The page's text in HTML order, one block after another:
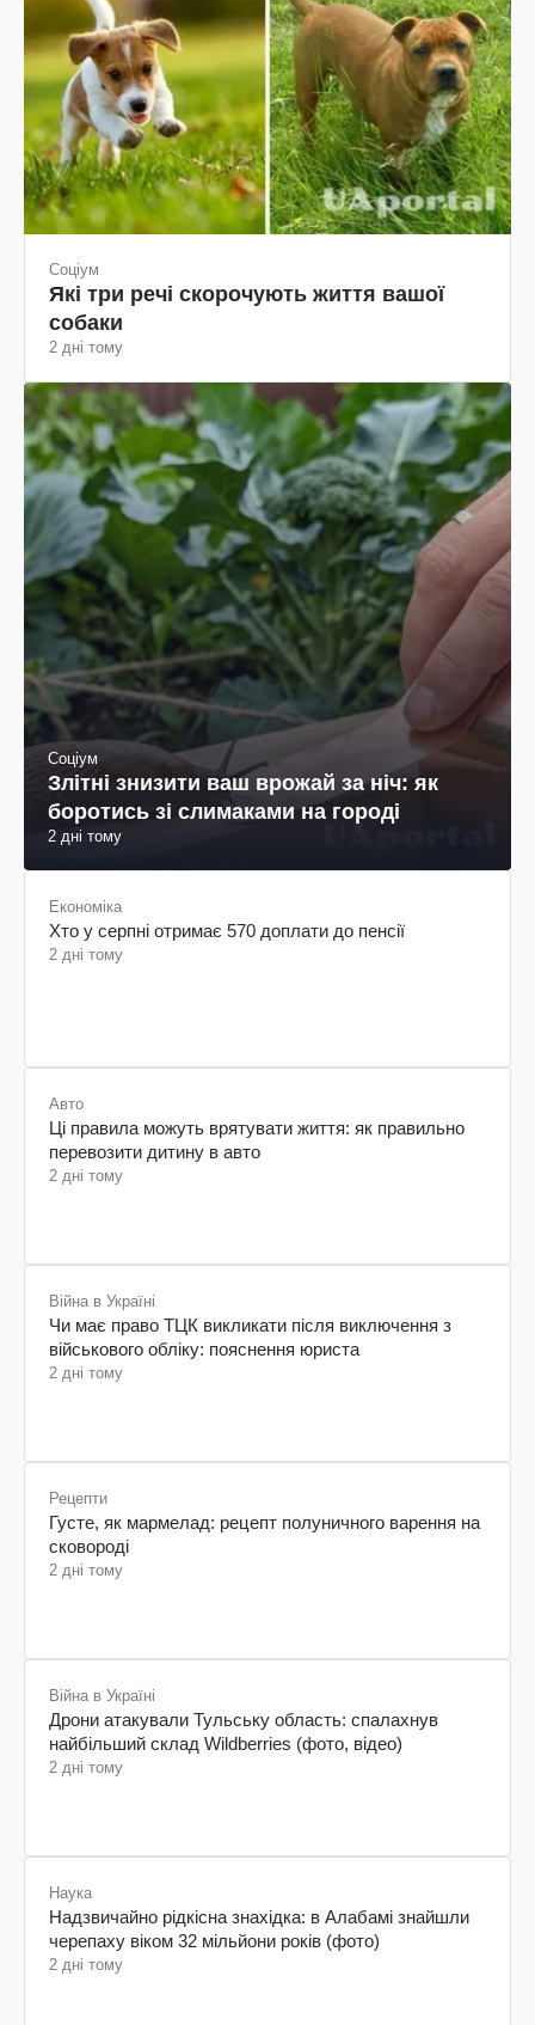
Соціум
Які три речі скорочують життя вашої
собаки
2 дні тому
Соціум
Злітні знизити ваш врожай за ніч: як
боротись зі слимаками на городі
2 дні тому
Економіка
Хто у серпні отримає 570 доплати до пенсії
2 дні тому
Авто
Ці правила можуть врятувати життя: як правильно
перевозити дитину в авто
2 дні тому
Війна в Україні
Чи має право ТЦК викликати після виключення з
військового обліку: пояснення юриста
2 дні тому
Рецепти
Густе, як мармелад: рецепт полуничного варення на
сковороді
2 дні тому
Війна в Україні
Дрони атакували Тульську область: спалахнув
найбільший склад Wildberries (фото, відео)
2 дні тому
Наука
Надзвичайно рідкісна знахідка: в Алабамі знайшли
черепаху віком 32 мільйони років (фото)
2 дні тому